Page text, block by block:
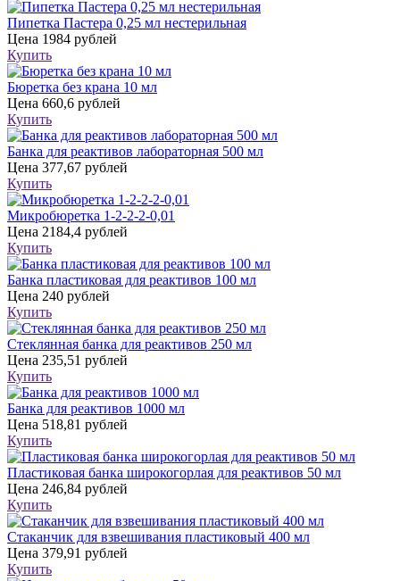
Пипетка Пастера 0,25 мл нестерильная
Цена 1984 рублей
Купить
Бюретка без крана 10 мл
Цена 660,6 рублей
Купить
Банка для реактивов лабораторная 500 мл
Цена 377,67 рублей
Купить
Микробюретка 1-2-2-2-0,01
Цена 2184,4 рублей
Купить
Банка пластиковая для реактивов 100 мл
Цена 240 рублей
Купить
Стеклянная банка для реактивов 250 мл
Цена 235,51 рублей
Купить
Банка для реактивов 1000 мл
Цена 518,81 рублей
Купить
Пластиковая банка широкогорлая для реактивов 50 мл
Цена 246,84 рублей
Купить
Стаканчик для взвешивания пластиковый 400 мл
Цена 379,91 рублей
Купить